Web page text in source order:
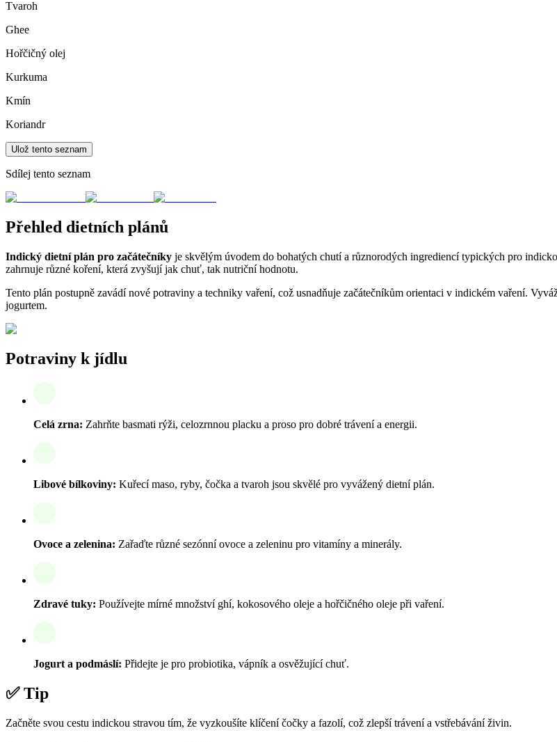
Tvaroh
Ghee
Hořčičný olej
Kurkuma
Kmín
Koriandr
Ulož tento seznam
Sdílej tento seznam
Přehled dietních plánů
Indický dietní plán pro začátečníky je skvělým úvodem do bohatých chutí a různorodých ingrediencí typických pro
zahrnuje různé koření, která zvyšují jak chuť, tak nutriční hodnotu.
Tento plán postupně zavádí nové potraviny a techniky vaření, což usnadňuje začátečníkům orientaci v indickém vaření.
jogurtem.
Potraviny k jídlu
Celá zrna: Zahrňte basmati rýži, celozrnnou placku a proso pro dobré trávení a energii.
Libové bílkoviny: Kuřecí maso, ryby, čočka a tvaroh jsou skvělé pro vyvážený dietní plán.
Ovoce a zelenina: Zařaďte různé sezónní ovoce a zeleninu pro vitamíny a minerály.
Zdravé tuky: Používejte mírné množství ghí, kokosového oleje a hořčičného oleje při vaření.
Jogurt a podmáslí: Přidejte je pro probiotika, vápník a osvěžující chuť.
✅ Tip
Začněte svou cestu indickou stravou tím, že vyzkoušíte klíčení čočky a fazolí, což zlepší trávení a vstřebávání živin.